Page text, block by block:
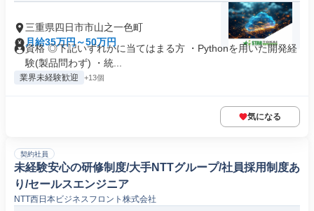
三重県四日市市山之一色町
月給35万円～50万円
資格 ◎下記いずれかに当てはまる方 ・Pythonを用いた開発経
験(製品問わず) ・統...
業界未経験歓迎 +13個
気になる
契約社員
未経験安心の研修制度/大手NTTグループ/社員採用制度あ
り/セールスエンジニア
NTT西日本ビジネスフロント株式会社